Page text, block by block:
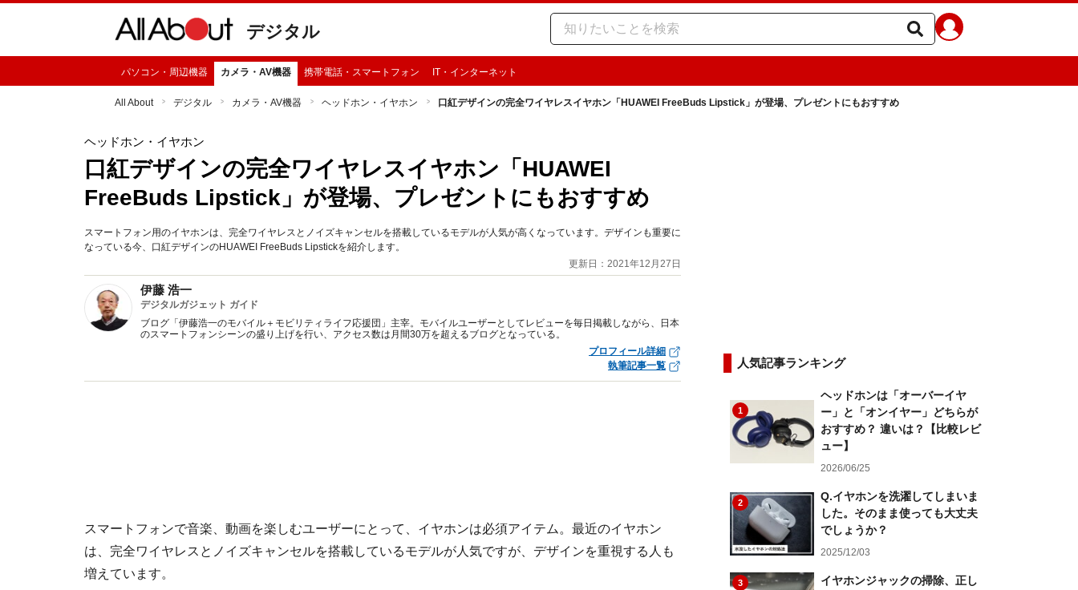
デジタル
パソコン・周辺機器 カメラ・AV機器 携帯電話・スマートフォン IT・インターネット
All About デジタル カメラ・AV機器 ヘッドホン・イヤホン 口紅デザインの完全ワイヤレスイヤホン「HUAWEI FreeBuds Lipstick」が登場、プレゼントにもおすすめ
ヘッドホン・イヤホン
口紅デザインの完全ワイヤレスイヤホン「HUAWEI
FreeBuds Lipstick」が登場、プレゼントにもおすすめ
スマートフォン用のイヤホンは、完全ワイヤレスとノイズキャンセルを搭載しているモデルが人気が高くなっています。デザインも重要に
なっている今、口紅デザインのHUAWEI FreeBuds Lipstickを紹介します。
更新日：2021年12月27日
伊藤 浩一
デジタルガジェット ガイド
ブログ「伊藤浩一のモバイル＋モビリティライフ応援団」主宰。モバイルユーザーとしてレビューを毎日掲載しながら、日本
のスマートフォンシーンの盛り上げを行い、アクセス数は月間30万を超えるブログとなっている。
プロフィール詳細
執筆記事一覧
スマートフォンで音楽、動画を楽しむユーザーにとって、イヤホンは必須アイテム。最近のイヤホン
は、完全ワイヤレスとノイズキャンセルを搭載しているモデルが人気ですが、デザインを重視する人も
増えています。
人気記事ランキング
1
ヘッドホンは「オーバーイヤ
ー」と「オンイヤー」どちらが
おすすめ？ 違いは？【比較レビ
ュー】
2026/06/25
2
Q.イヤホンを洗濯してしまいま
した。そのまま使っても大丈夫
でしょうか？
2025/12/03
3
イヤホンジャックの掃除、正し